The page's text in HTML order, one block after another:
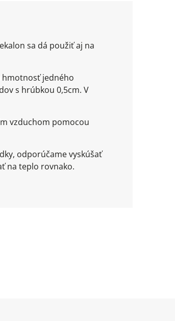
sa dá použiť aj na
hmotnosť jedného
s hrúbkou 0,5cm. V
vzduchom pomocou
odporúčame vyskúšať
na teplo rovnako.